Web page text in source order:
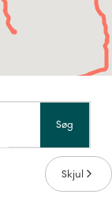
Søg
Skjul